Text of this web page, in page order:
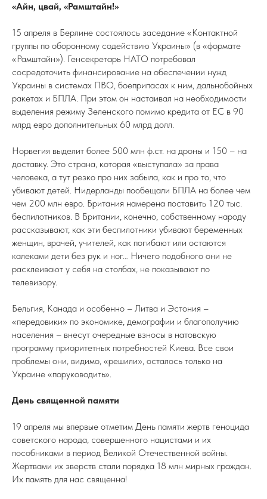
«Айн, цвай, «Рамштайн!»
15 апреля в Берлине состоялось заседание «Контактной
группы по оборонному содействию Украины» (в «формате
«Рамштайн»). Генсекретарь НАТО потребовал
сосредоточить финансирование на обеспечении нужд
Украины в системах ПВО, боеприпасах к ним, дальнобойных
ракетах и БПЛА. При этом он настаивал на необходимости
выделения режиму Зеленского помимо кредита от ЕС в 90
млрд евро дополнительных 60 млрд долл.
Норвегия выделит более 500 млн ф.ст. на дроны и 150 – на
доставку. Это страна, которая «выступала» за права
человека, а тут резко про них забыла, как и про то, что
убивают детей. Нидерланды пообещали БПЛА на более чем
чем 200 млн евро. Британия намерена поставить 120 тыс.
беспилотников. В Британии, конечно, собственному народу
рассказывают, как эти беспилотники убивают беременных
женщин, врачей, учителей, как погибают или остаются
калеками дети без рук и ног… Ничего подобного они не
расклеивают у себя на столбах, не показывают по
телевизору.
Бельгия, Канада и особенно – Литва и Эстония –
«передовики» по экономике, демографии и благополучию
населения – внесут очередные взносы в натовскую
программу приоритетных потребностей Киева. Все свои
проблемы они, видимо, «решили», осталось только на
Украине «поруководить».
День священной памяти
19 апреля мы впервые отметим День памяти жертв геноцида
советского народа, совершенного нацистами и их
пособниками в период Великой Отечественной войны.
Жертвами их зверств стали порядка 18 млн мирных граждан.
Их память для нас священна!